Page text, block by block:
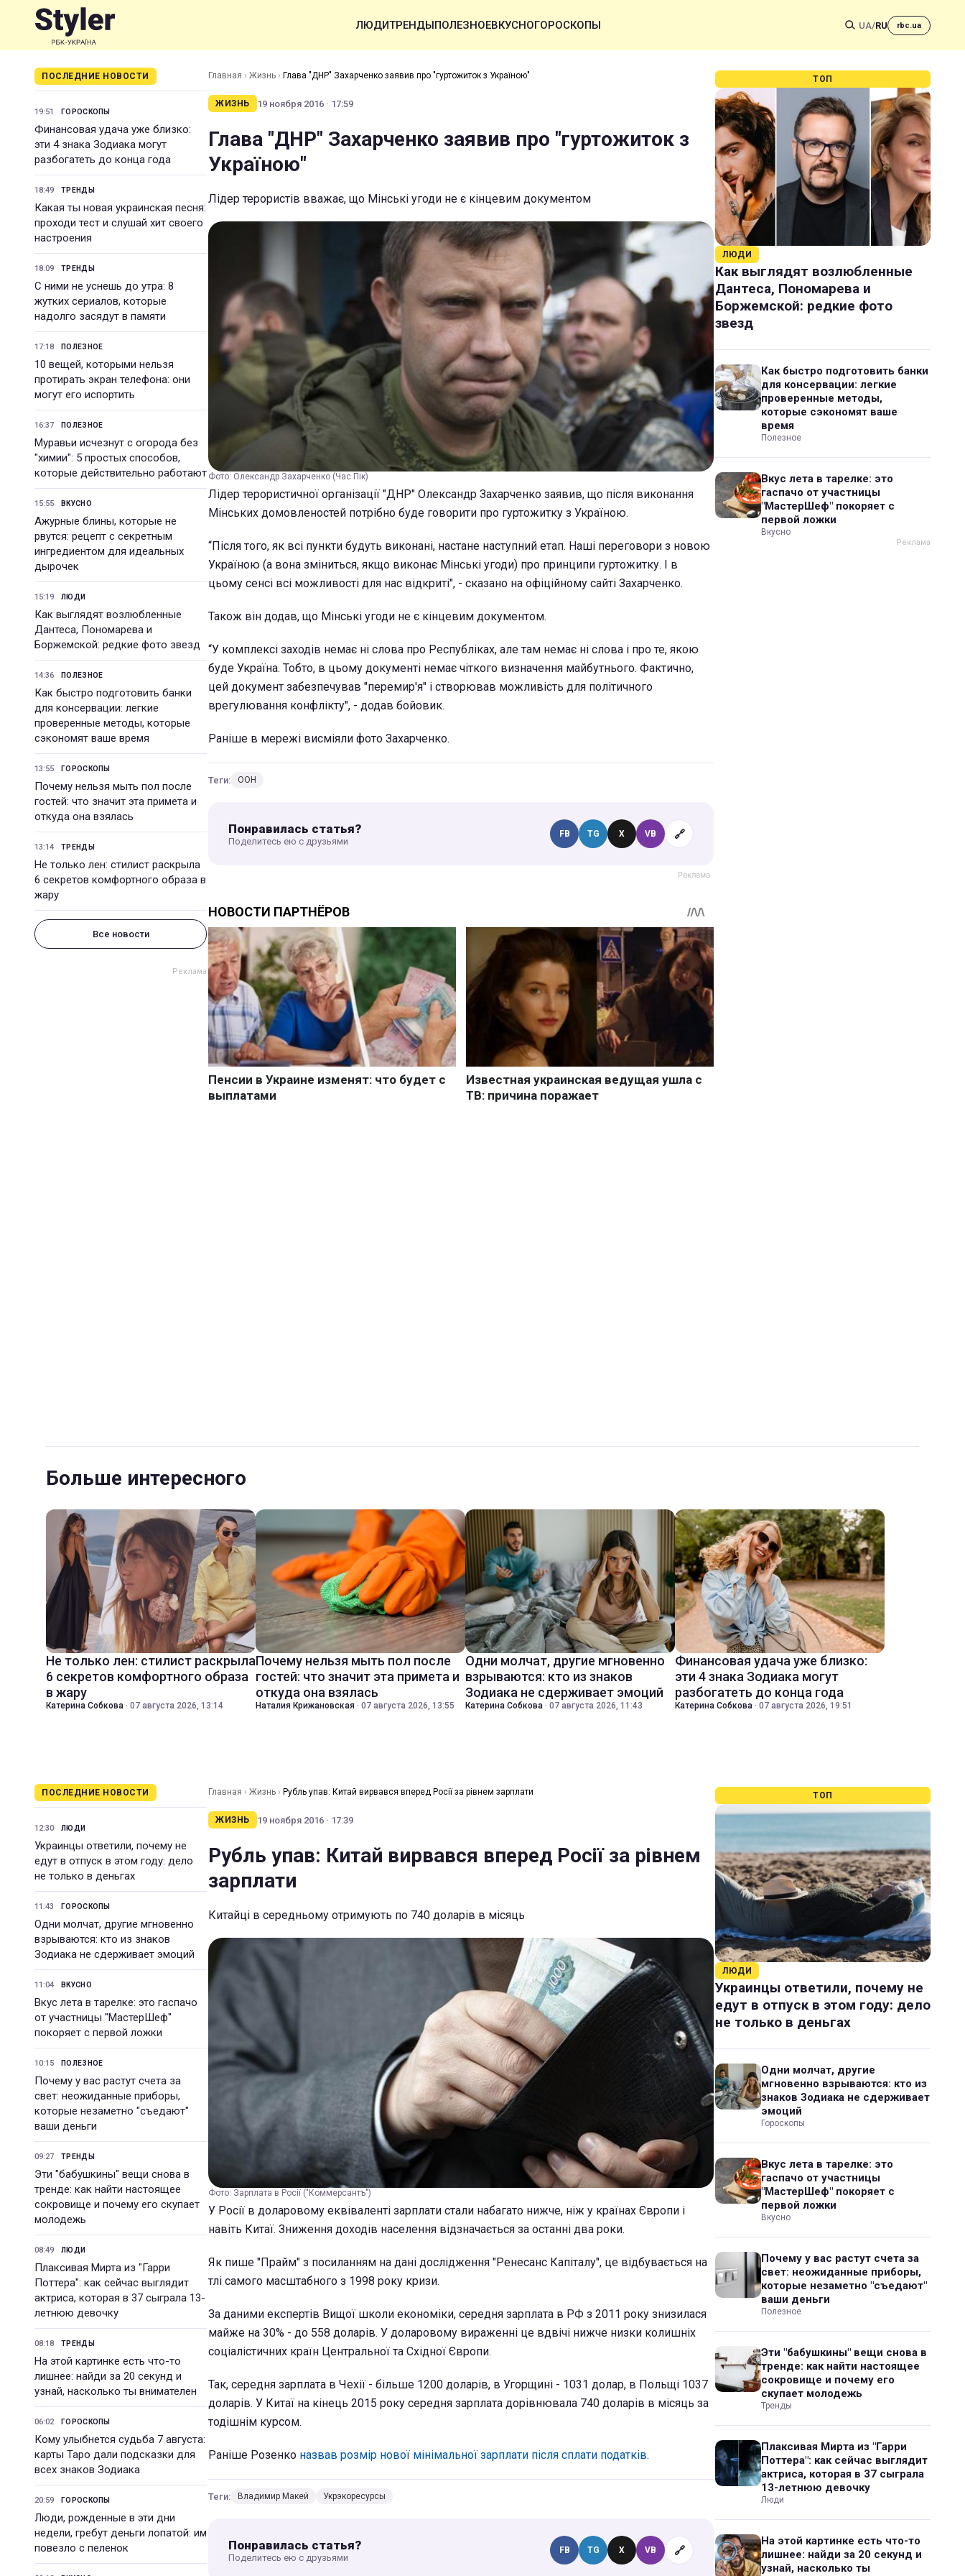
ЛЮДИТРЕНДЫПОЛЕЗНОЕВКУСНОГОРОСКОПЫ UA/RU rbc.ua
ПОСЛЕДНИЕ НОВОСТИ
19:51 ГОРОСКОПЫ
Финансовая удача уже близко:
эти 4 знака Зодиака могут
разбогатеть до конца года
18:49 ТРЕНДЫ
Какая ты новая украинская песня:
проходи тест и слушай хит своего
настроения
18:09 ТРЕНДЫ
С ними не уснешь до утра: 8
жутких сериалов, которые
надолго засядут в памяти
17:18 ПОЛЕЗНОЕ
10 вещей, которыми нельзя
протирать экран телефона: они
могут его испортить
16:37 ПОЛЕЗНОЕ
Муравьи исчезнут с огорода без
"химии": 5 простых способов,
которые действительно работают
15:55 ВКУСНО
Ажурные блины, которые не
рвутся: рецепт с секретным
ингредиентом для идеальных
дырочек
15:19 ЛЮДИ
Как выглядят возлюбленные
Дантеса, Пономарева и
Боржемской: редкие фото звезд
14:36 ПОЛЕЗНОЕ
Как быстро подготовить банки
для консервации: легкие
проверенные методы, которые
сэкономят ваше время
13:55 ГОРОСКОПЫ
Почему нельзя мыть пол после
гостей: что значит эта примета и
откуда она взялась
13:14 ТРЕНДЫ
Не только лен: стилист раскрыла
6 секретов комфортного образа в
жару
Все новости
Главная › Жизнь › Глава "ДНР" Захарченко заявив про "гуртожиток з Україною"
ЖИЗНЬ 19 ноября 2016 · 17:59
Глава "ДНР" Захарченко заявив про "гуртожиток з
Україною"
Лідер терористів вважає, що Мінські угоди не є кінцевим документом
Фото: Олександр Захарченко (Час Пік)
Лідер терористичної організації "ДНР" Олександр Захарченко заявив, що після виконання
Мінських домовленостей потрібно буде говорити про гуртожитку з Україною.
“Після того, як всі пункти будуть виконані, настане наступний етап. Наші переговори з новою
Україною (а вона зміниться, якщо виконає Мінські угоди) про принципи гуртожитку. І в
цьому сенсі всі можливості для нас відкриті", - сказано на офіційному сайті Захарченко.
Також він додав, що Мінські угоди не є кінцевим документом.
“У комплексі заходів немає ні слова про Республіках, але там немає ні слова і про те, якою
буде Україна. Тобто, в цьому документі немає чіткого визначення майбутнього. Фактично,
цей документ забезпечував "перемир'я" і створював можливість для політичного
врегулювання конфлікту", - додав бойовик.
Раніше в мережі висміяли фото Захарченко.
Теги: ООН
Понравилась статья?
Поделитесь ею с друзьями
FB TG X VB 🔗
ТОП
ЛЮДИ
Как выглядят возлюбленные
Дантеса, Пономарева и
Боржемской: редкие фото
звезд
Как быстро подготовить банки
для консервации: легкие
проверенные методы,
которые сэкономят ваше
время
Полезное
Вкус лета в тарелке: это
гаспачо от участницы
"МастерШеф" покоряет с
первой ложки
Вкусно
Больше интересного
Не только лен: стилист раскрыла
6 секретов комфортного образа
в жару
Катерина Собкова · 07 августа 2026, 13:14
Почему нельзя мыть пол после
гостей: что значит эта примета и
откуда она взялась
Наталия Крижановская · 07 августа 2026, 13:55
Одни молчат, другие мгновенно
взрываются: кто из знаков
Зодиака не сдерживает эмоций
Катерина Собкова · 07 августа 2026, 11:43
Финансовая удача уже близко:
эти 4 знака Зодиака могут
разбогатеть до конца года
Катерина Собкова · 07 августа 2026, 19:51
ПОСЛЕДНИЕ НОВОСТИ
12:30 ЛЮДИ
Украинцы ответили, почему не
едут в отпуск в этом году: дело
не только в деньгах
11:43 ГОРОСКОПЫ
Одни молчат, другие мгновенно
взрываются: кто из знаков
Зодиака не сдерживает эмоций
11:04 ВКУСНО
Вкус лета в тарелке: это гаспачо
от участницы "МастерШеф"
покоряет с первой ложки
10:15 ПОЛЕЗНОЕ
Почему у вас растут счета за
свет: неожиданные приборы,
которые незаметно "съедают"
ваши деньги
09:27 ТРЕНДЫ
Эти "бабушкины" вещи снова в
тренде: как найти настоящее
сокровище и почему его скупает
молодежь
08:49 ЛЮДИ
Плаксивая Мирта из "Гарри
Поттера": как сейчас выглядит
актриса, которая в 37 сыграла 13-
летнюю девочку
08:18 ТРЕНДЫ
На этой картинке есть что-то
лишнее: найди за 20 секунд и
узнай, насколько ты внимателен
06:02 ГОРОСКОПЫ
Кому улыбнется судьба 7 августа:
карты Таро дали подсказки для
всех знаков Зодиака
20:59 ГОРОСКОПЫ
Люди, рожденные в эти дни
недели, гребут деньги лопатой: им
повезло с пеленок
Главная › Жизнь › Рубль упав: Китай вирвався вперед Росії за рівнем зарплати
ЖИЗНЬ 19 ноября 2016 · 17:39
Рубль упав: Китай вирвався вперед Росії за рівнем
зарплати
Китайці в середньому отримують по 740 доларів в місяць
Фото: Зарплата в Росії ("Коммерсантъ")
У Росії в доларовому еквіваленті зарплати стали набагато нижче, ніж у країнах Європи і
навіть Китаї. Зниження доходів населення відзначається за останні два роки.
Як пише "Прайм" з посиланням на дані дослідження "Ренесанс Капіталу", це відбувається на
тлі самого масштабного з 1998 року кризи.
За даними експертів Вищої школи економіки, середня зарплата в РФ з 2011 року знизилася
майже на 30% - до 558 доларів. У доларовому вираженні це вдвічі нижче низки колишніх
соціалістичних країн Центральної та Східної Європи.
Так, середня зарплата в Чехії - більше 1200 доларів, в Угорщині - 1031 долар, в Польщі 1037
доларів. У Китаї на кінець 2015 року середня зарплата дорівнювала 740 доларів в місяць за
тодішнім курсом.
Раніше Розенко назвав розмір нової мінімальної зарплати після сплати податків.
Теги: Владимир Макей Укрэкоресурсы
Понравилась статья?
Поделитесь ею с друзьями
FB TG X VB 🔗
ТОП
ЛЮДИ
Украинцы ответили, почему не
едут в отпуск в этом году: дело
не только в деньгах
Одни молчат, другие
мгновенно взрываются: кто из
знаков Зодиака не сдерживает
эмоций
Гороскопы
Вкус лета в тарелке: это
гаспачо от участницы
"МастерШеф" покоряет с
первой ложки
Вкусно
Почему у вас растут счета за
свет: неожиданные приборы,
которые незаметно "съедают"
ваши деньги
Полезное
Эти "бабушкины" вещи снова в
тренде: как найти настоящее
сокровище и почему его
скупает молодежь
Тренды
Плаксивая Мирта из "Гарри
Поттера": как сейчас выглядит
актриса, которая в 37 сыграла
13-летнюю девочку
Люди
На этой картинке есть что-то
лишнее: найди за 20 секунд и
узнай, насколько ты